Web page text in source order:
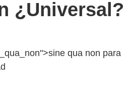
¿Universal?
qua non para